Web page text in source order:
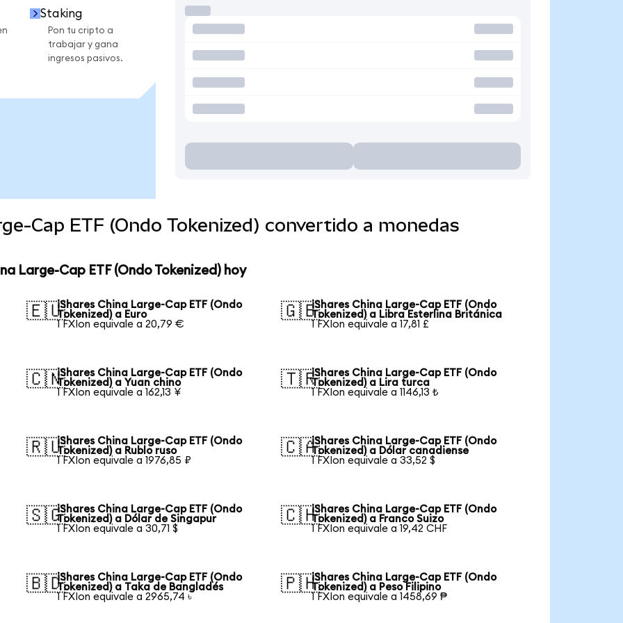
Staking
Pon tu cripto a
trabajar y gana
ingresos pasivos.
Cap ETF (Ondo Tokenized) convertido a monedas
Large-Cap ETF (Ondo Tokenized) hoy
🇪🇺iShares China Large-Cap ETF (Ondo
Tokenized) a Euro
1 FXIon equivale a 20,79 €
🇬🇧iShares China Large-Cap ETF (Ondo
Tokenized) a Libra Esterlina Británica
1 FXIon equivale a 17,81 £
🇨🇳iShares China Large-Cap ETF (Ondo
Tokenized) a Yuan chino
1 FXIon equivale a 162,13 ¥
🇹🇷iShares China Large-Cap ETF (Ondo
Tokenized) a Lira turca
1 FXIon equivale a 1146,13 ₺
🇷🇺iShares China Large-Cap ETF (Ondo
Tokenized) a Rublo ruso
1 FXIon equivale a 1976,85 ₽
🇨🇦iShares China Large-Cap ETF (Ondo
Tokenized) a Dólar canadiense
1 FXIon equivale a 33,52 $
🇸🇬iShares China Large-Cap ETF (Ondo
Tokenized) a Dólar de Singapur
1 FXIon equivale a 30,71 $
🇨🇭iShares China Large-Cap ETF (Ondo
Tokenized) a Franco Suizo
1 FXIon equivale a 19,42 CHF
🇧🇩iShares China Large-Cap ETF (Ondo
Tokenized) a Taka de Bangladés
1 FXIon equivale a 2965,74 ৳
🇵🇭iShares China Large-Cap ETF (Ondo
Tokenized) a Peso Filipino
1 FXIon equivale a 1458,69 ₱